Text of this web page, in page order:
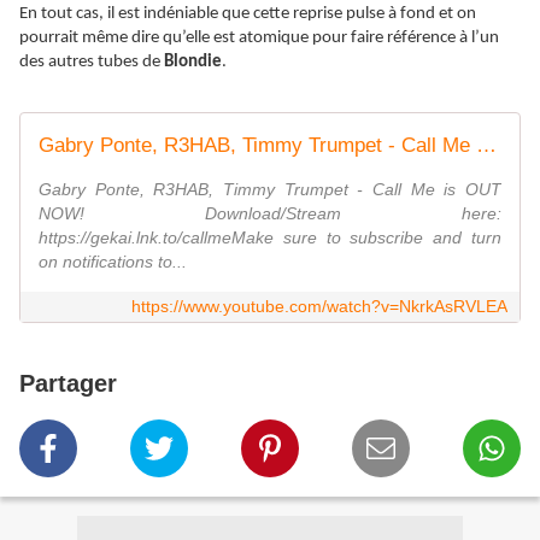
En tout cas, il est indéniable que cette reprise pulse à fond et on
pourrait même dire qu’elle est atomique pour faire référence à l’un
des autres tubes de Blondie.
Gabry Ponte, R3HAB, Timmy Trumpet - Call Me (Official Lyric Video)
Gabry Ponte, R3HAB, Timmy Trumpet - Call Me is OUT
NOW! Download/Stream here:
https://gekai.lnk.to/callmeMake sure to subscribe and turn
on notifications to...
https://www.youtube.com/watch?v=NkrkAsRVLEA
Partager